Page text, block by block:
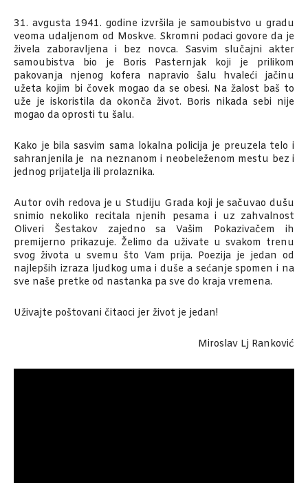
31. avgusta 1941. godine izvršila je samoubistvo u gradu
veoma udaljenom od Moskve. Skromni podaci govore da je
živela zaboravljena i bez novca. Sasvim slučajni akter
samoubistva bio je Boris Pasternjak koji je prilikom
pakovanja njenog kofera napravio šalu hvaleći jačinu
užeta kojim bi čovek mogao da se obesi. Na žalost baš to
uže je iskoristila da okonča život. Boris nikada sebi nije
mogao da oprosti tu šalu.
Kako je bila sasvim sama lokalna policija je preuzela telo i
sahranjenila je na neznanom i neobeleženom mestu bez i
jednog prijatelja ili prolaznika.
Autor ovih redova je u Studiju Grada koji je sačuvao dušu
snimio nekoliko recitala njenih pesama i uz zahvalnost
Oliveri Šestakov zajedno sa Vašim Pokazivačem ih
premijerno prikazuje. Želimo da uživate u svakom trenu
svog života u svemu što Vam prija. Poezija je jedan od
najlepših izraza ljudkog uma i duše a sećanje spomen i na
sve naše pretke od nastanka pa sve do kraja vremena.
Uživajte poštovani čitaoci jer život je jedan!
Miroslav Lj Ranković